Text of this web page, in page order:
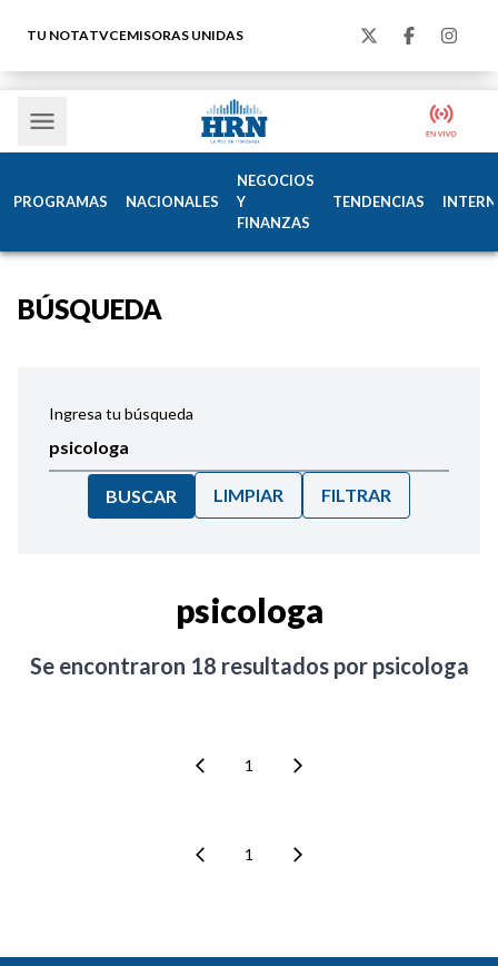
TU NOTATVCEMISORAS UNIDAS
PROGRAMAS NACIONALES
NEGOCIOS
Y
FINANZAS
TENDENCIAS
BÚSQUEDA
Ingresa tu búsqueda
BUSCAR LIMPIAR FILTRAR
psicologa
Se encontraron 18 resultados por psicologa
1
1